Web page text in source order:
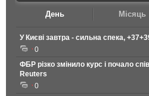
День Місяць
У Києві завтра - сильна спека,
0
ФБР різко змінило курс і почало
Reuters
0